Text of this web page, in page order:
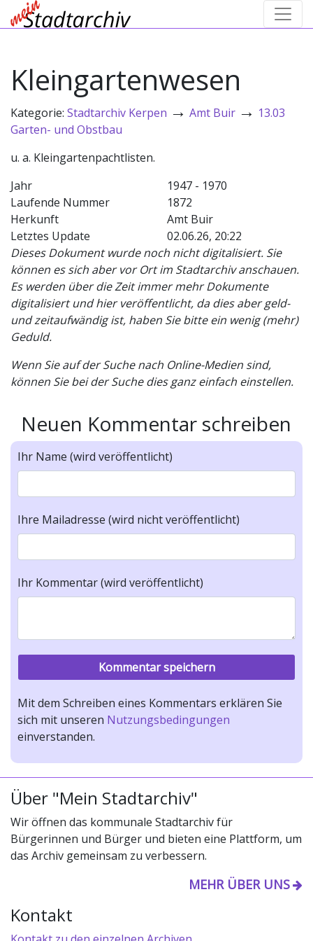
Kleingartenwesen
Kategorie: Stadtarchiv Kerpen → Amt Buir → 13.03
Garten- und Obstbau
u. a. Kleingartenpachtlisten.
Jahr
1947 - 1970
Laufende Nummer
1872
Herkunft
Amt Buir
Letztes Update
02.06.26, 20:22
Dieses Dokument wurde noch nicht digitalisiert. Sie
können es sich aber vor Ort im Stadtarchiv anschauen.
Es werden über die Zeit immer mehr Dokumente
digitalisiert und hier veröffentlicht, da dies aber geld-
und zeitaufwändig ist, haben Sie bitte ein wenig (mehr)
Geduld.
Wenn Sie auf der Suche nach Online-Medien sind,
können Sie bei der Suche dies ganz einfach einstellen.
Neuen Kommentar schreiben
Ihr Name (wird veröffentlicht)
Ihre Mailadresse (wird nicht veröffentlicht)
Ihr Kommentar (wird veröffentlicht)
Mit dem Schreiben eines Kommentars erklären Sie
sich mit unseren Nutzungsbedingungen
einverstanden.
Über "Mein Stadtarchiv"
Wir öffnen das kommunale Stadtarchiv für
Bürgerinnen und Bürger und bieten eine Plattform, um
das Archiv gemeinsam zu verbessern.
MEHR ÜBER UNS
Kontakt